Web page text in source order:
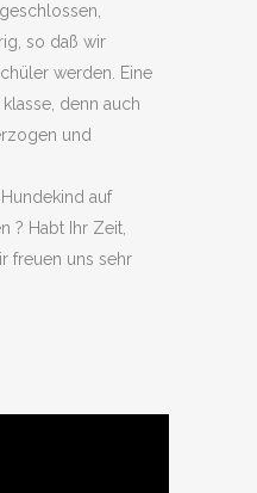
so daß wir
werden. Eine
denn auch
und
auf
? Habt Ihr Zeit,
freuen uns sehr